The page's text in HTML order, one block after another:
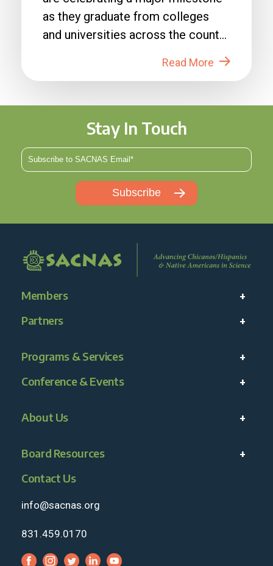
as they graduate from colleges
and universities across the country
Read More
Stay In Touch
Members
Partners
Programs & Services
Conference & Events
About Us
Board Resources
Contact Us
info@sacnas.org
831.459.0170